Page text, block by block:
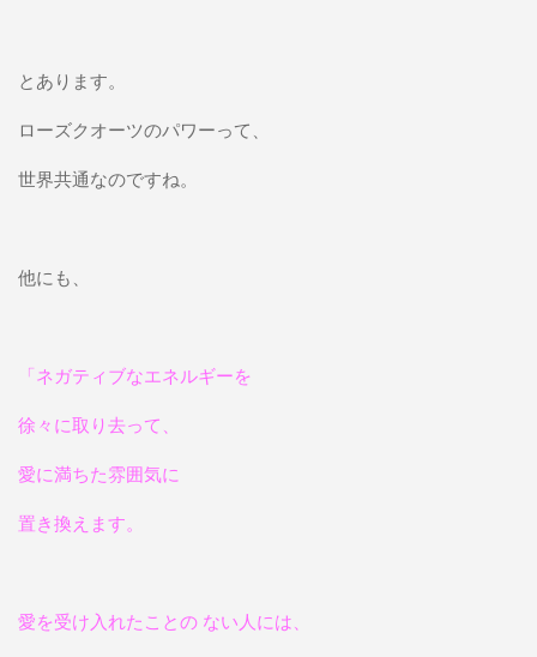
とあります。
ローズクオーツのパワーって、
世界共通なのですね。
他にも、
「ネガティブなエネルギーを
徐々に取り去って、
愛に満ちた雰囲気に
置き換えます。
愛を受け入れたことの ない人には、